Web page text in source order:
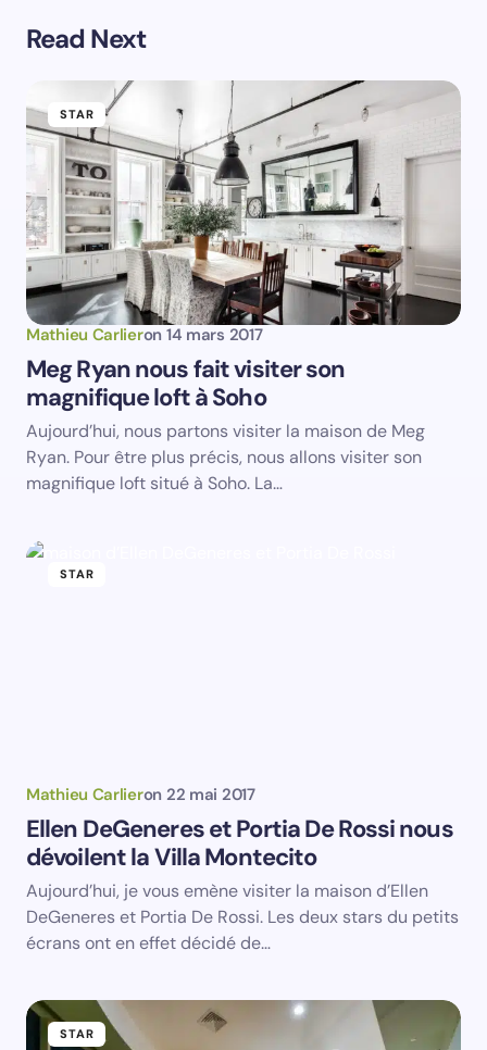
Votre adresse e-mail ne sera pas publiée. Les
champs obligatoires sont indiqués avec*
Your Comment *
Name *
Email *
Prévenez-moi de tous les nouveaux commentaires par
e-mail.
Prévenez-moi de tous les nouveaux articles par e-
mail.
Read Next
STAR
Mathieu Carlieron 14 mars 2017
Meg Ryan nous fait visiter son
magnifique loft à Soho
Aujourd’hui, nous partons visiter la maison de Meg
Ryan. Pour être plus précis, nous allons visiter son
magnifique loft situé à Soho. La…
STAR
Mathieu Carlieron 22 mai 2017
Ellen DeGeneres et Portia De Rossi nous
dévoilent la Villa Montecito
Aujourd’hui, je vous emène visiter la maison d’Ellen
DeGeneres et Portia De Rossi. Les deux stars du petits
écrans ont en effet décidé de…
STAR